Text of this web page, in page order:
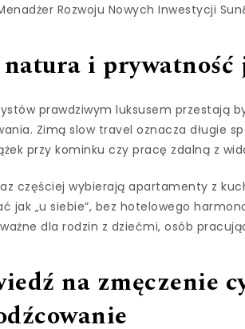
Rozwoju Nowych Inwestycji
i prywatność
prawdziwym luksusem przestają
Zimą slow travel oznacza długie
przy kominku czy pracę zdalną z
częściej wybierają apartamenty z
jak „u siebie”, bez hotelowego
dla rodzin z dziećmi, osób
na zmęczenie